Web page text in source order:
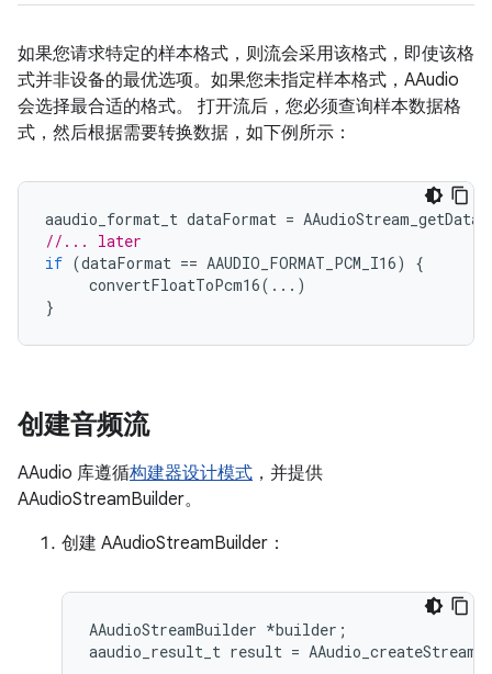
如果您请求特定的样本格式，则流会采用该格式，即使该格
式并非设备的最优选项。如果您未指定样本格式，AAudio
会选择最合适的格式。 打开流后，您必须查询样本数据格
式，然后根据需要转换数据，如下例所示：
aaudio_format_t dataFormat =
//... later
if (dataFormat == AAUDIO_FORMAT_PCM_I16)
{
convertFloatToPcm16(...)
}
创建音频流
AAudio 库遵循构建器设计模式 ，并提供
AAudioStreamBuilder。
创建 AAudioStreamBuilder：
AAudioStreamBuilder *builder;